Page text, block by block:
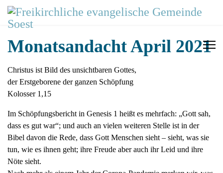
Monatsandacht April 2021
Christus ist Bild des unsichtbaren Gottes,
der Erstgeborene der ganzen Schöpfung
Kolosser 1,15
Im Schöpfungsbericht in Genesis 1 heißt es mehrfach: „Gott sah,
dass es gut war“; und auch an vielen weiteren Stelle ist in der
Bibel davon die Rede, dass Gott Menschen sieht – sieht, was sie
tun, wie es ihnen geht; ihre Freude aber auch ihr Leid und ihre
Nöte sieht.